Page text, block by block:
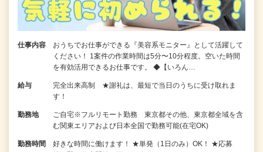
仕事内容
おうちでお仕事ができる『美容系モニター』として活躍して
ください！ 1案件の作業時間は5分〜10分程度。空いた時間
を有効活用できるお仕事です。 ◆【いろん…
給与
完全出来高制 ★謝礼は、最短で当日のうちに受け取れま
す！
勤務地
ご自宅※フルリモート勤務 東京都その他、東京都全域を含
む関東エリアおよび日本全国で勤務可能(在宅OK)
勤務時間
好きな時間に働けます！ ★単発（1日のみ）OK！ ★応募